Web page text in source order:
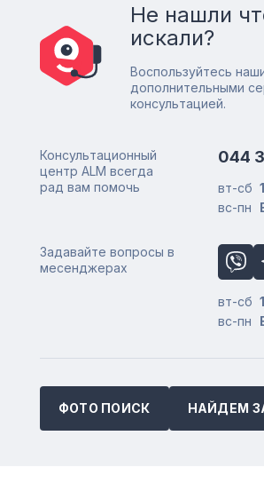
Не нашли
искали?
Воспользуйтесь
дополнительными
консультацией.
Консультационный
центр ALM всегда
рад вам помочь
044
вт-сб
вс-пн
Задавайте вопросы в
месенджерах
вт-сб
вс-пн
ФОТО ПОИСК НАЙДЕМ